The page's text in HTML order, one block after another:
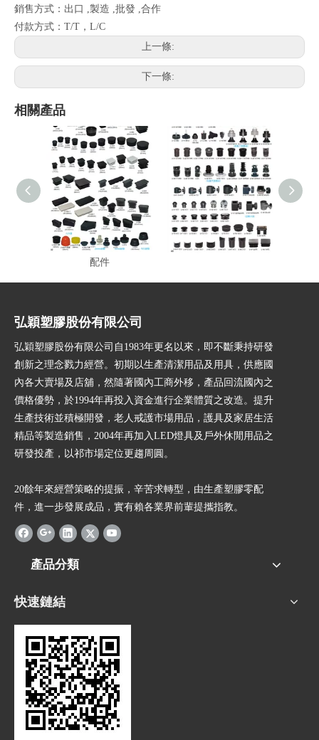
銷售方式：出口 ,製造 ,批發 ,合作
付款方式：T/T，L/C
上一條:
下一條:
相關產品
傢俱零件,傢俱配件,塑膠
配件
傢俱零件，傢俱腳塞
弘穎塑膠股份有限公司
弘穎塑膠股份有限公司自1983年更名以來，即不斷秉持研發
創新之理念戮力經營。初期以生產清潔用品及用具，供應國
內各大賣場及店舖，然隨著國內工商外移，產品回流國內之
價格優勢，於1994年再投入資金進行企業體質之改造。提升
生產技術並積極開發，老人戒護市場用品，護具及家居生活
精品等製造銷售，2004年再加入LED燈具及戶外休閒用品之
研發投產，以祁市場定位更趨周圓。
20餘年來經營策略的提振，辛苦求轉型，由生產塑膠零配
件，進一步發展成品，實有賴各業界前輩提攜指教。
產品分類
快速鏈結